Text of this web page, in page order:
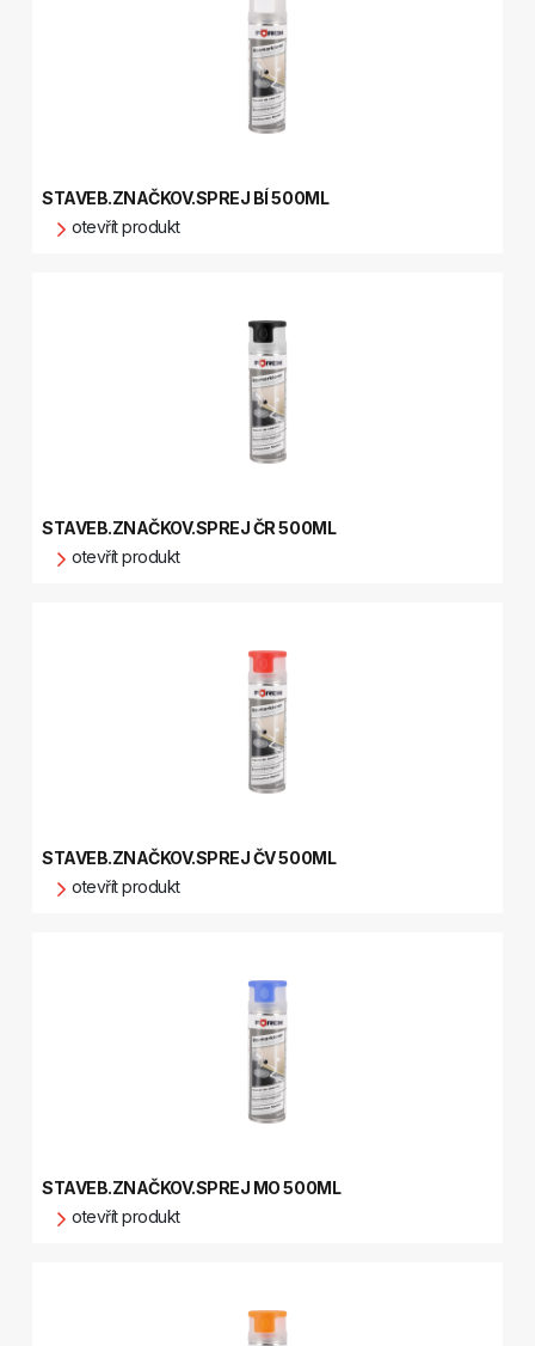
STAVEB.ZNAČKOV.SPREJ BÍ 500ML
otevřít produkt
STAVEB.ZNAČKOV.SPREJ ČR 500ML
otevřít produkt
STAVEB.ZNAČKOV.SPREJ ČV 500ML
otevřít produkt
STAVEB.ZNAČKOV.SPREJ MO 500ML
otevřít produkt